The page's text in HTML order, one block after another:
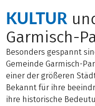
KULTUR
Garmisch-
Besonders gespannt
Gemeinde Garmisch-
einer der größeren
Bekannt für ihre
ihre historische